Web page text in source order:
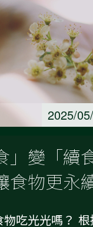
2025/
」變「續
食物更永
吃光光嗎？